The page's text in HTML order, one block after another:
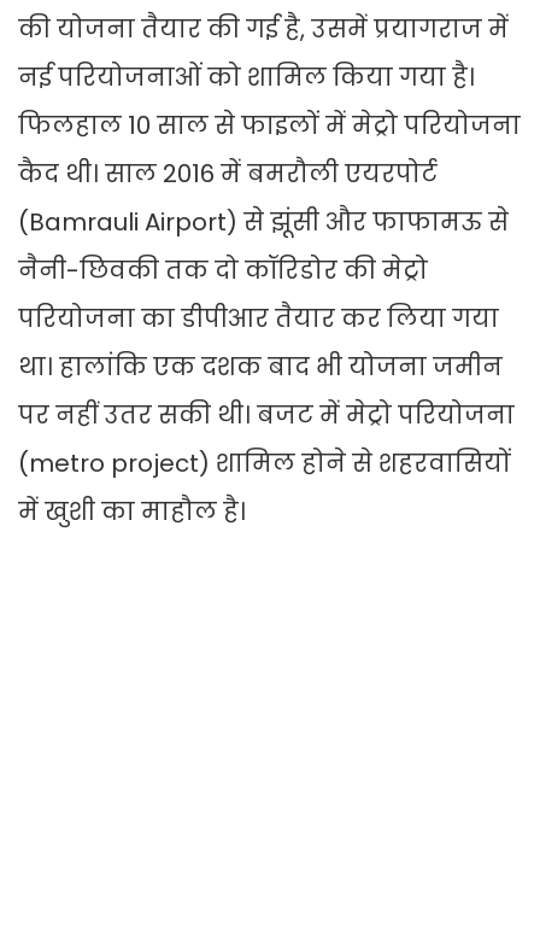
की योजना तैयार की गई है, उसमें प्रयागराज में
नई परियोजनाओं को शामिल किया गया है।
फिलहाल 10 साल से फाइलों में मेट्रो परियोजना
कैद थी। साल 2016 में बमरौली एयरपोर्ट
(Bamrauli Airport) से झूंसी और फाफामऊ से
नैनी-छिवकी तक दो कॉरिडोर की मेट्रो
परियोजना का डीपीआर तैयार कर लिया गया
था। हालांकि एक दशक बाद भी योजना जमीन
पर नहीं उतर सकी थी। बजट में मेट्रो परियोजना
(metro project) शामिल होने से शहरवासियों
में खुशी का माहौल है।